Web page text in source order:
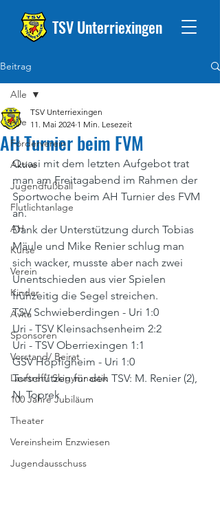
TSV Unterriexingen
Beitrag
Alle
Förderverein
Aktive
Jugendfußball
Flutlichtanlage
AH
Kurse
Verein
Kinder
Avita
Sponsoren
Vorstand/ Beirat
Lauftreff/ Skigymnastik
100 Jahre Jubiläum
Theater
Vereinsheim Enzwiesen
Jugendausschuss
Alle
AH Turnier beim FVM
TSV Unterriexingen
11. Mai 2024 1 Min. Lesezeit
Quasi mit dem letzten Aufgebot trat
man am Freitagabend im Rahmen der
Sportwoche beim AH Turnier des FVM
an.
Dank der Unterstützung durch Tobias
Mäule und Mike Renier schlug man
sich wacker, musste aber nach zwei
Unentschieden aus vier Spielen
frühzeitig die Segel streichen.
TSV Schwieberdingen - Uri 1:0
Uri - TSV Kleinsachsenheim 2:2
Uri - TSV Oberriexingen 1:1
GSV Höpfigheim - Uri 1:0
Torschützen für den TSV: M. Renier (2),
N. Toprek